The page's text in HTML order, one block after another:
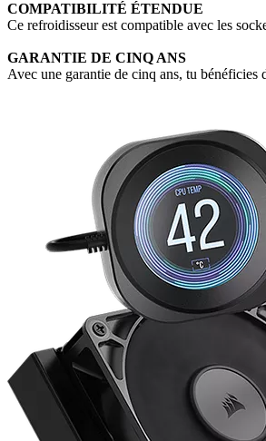
COMPATIBILITÉ ÉTENDUE
Ce refroidisseur est compatible avec les
GARANTIE DE CINQ ANS
Avec une garantie de cinq ans, tu